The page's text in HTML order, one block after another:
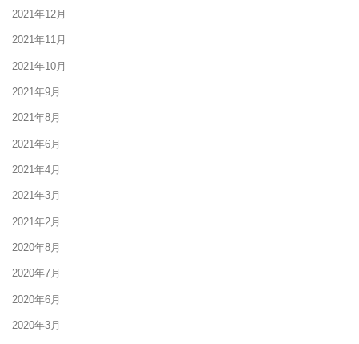
2021年12月
2021年11月
2021年10月
2021年9月
2021年8月
2021年6月
2021年4月
2021年3月
2021年2月
2020年8月
2020年7月
2020年6月
2020年3月